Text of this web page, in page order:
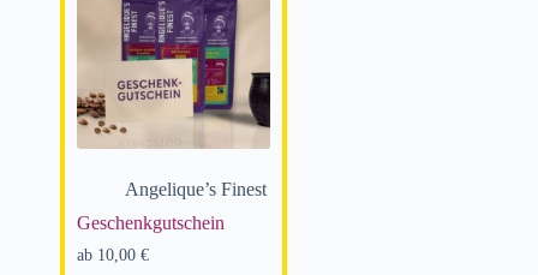
Angelique’s Finest
Geschenk­gut­schein
ab 10,00 €